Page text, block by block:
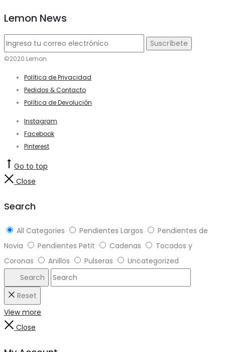
Lemon News
©2020 Lemon
Política de Privacidad
Pedidos & Contacto
Política de Devolución
Instagram
Facebook
Pinterest
Go to top
Close
Search
All Categories Pendientes Largos
Pendientes de
Novia
Pendientes Petit Cadenas
Tocados y
Coronas
Anillos Pulseras
Uncategorized
Search
Reset
View more
Close